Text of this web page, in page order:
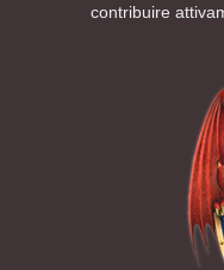
contribuire